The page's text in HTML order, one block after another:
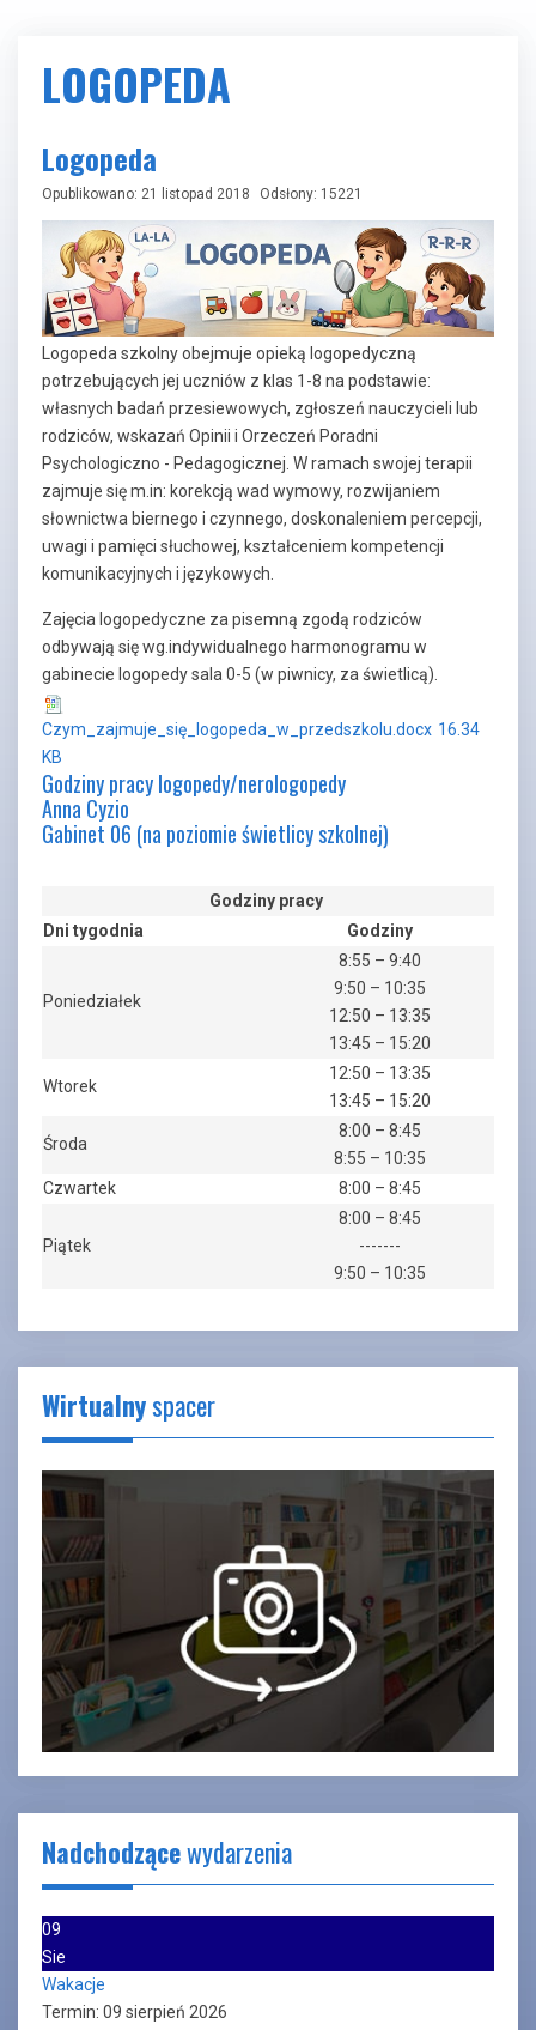
LOGOPEDA
Logopeda
Opublikowano: 21 listopad 2018 Odsłony: 15221
Logopeda szkolny obejmuje opieką logopedyczną
potrzebujących jej uczniów z klas 1-8 na podstawie:
własnych badań przesiewowych, zgłoszeń nauczycieli lub
rodziców, wskazań Opinii i Orzeczeń Poradni
Psychologiczno - Pedagogicznej. W ramach swojej terapii
zajmuje się m.in: korekcją wad wymowy, rozwijaniem
słownictwa biernego i czynnego, doskonaleniem percepcji,
uwagi i pamięci słuchowej, kształceniem kompetencji
komunikacyjnych i językowych.
Zajęcia logopedyczne za pisemną zgodą rodziców
odbywają się wg.indywidualnego harmonogramu w
gabinecie logopedy sala 0-5 (w piwnicy, za świetlicą).
Czym_zajmuje_się_logopeda_w_przedszkolu.docx 16.34
KB
Godziny pracy logopedy/nerologopedy
Anna Cyzio
Gabinet 06 (na poziomie świetlicy szkolnej)
Godziny pracy
Dni tygodnia
Godziny
Poniedziałek
8:55 – 9:40
9:50 – 10:35
12:50 – 13:35
13:45 – 15:20
Wtorek
12:50 – 13:35
13:45 – 15:20
Środa
8:00 – 8:45
8:55 – 10:35
Czwartek
8:00 – 8:45
Piątek
8:00 – 8:45
-------
9:50 – 10:35
Wirtualnyspacer
Nadchodzącewydarzenia
09
Sie
Wakacje
Termin: 09 sierpień 2026